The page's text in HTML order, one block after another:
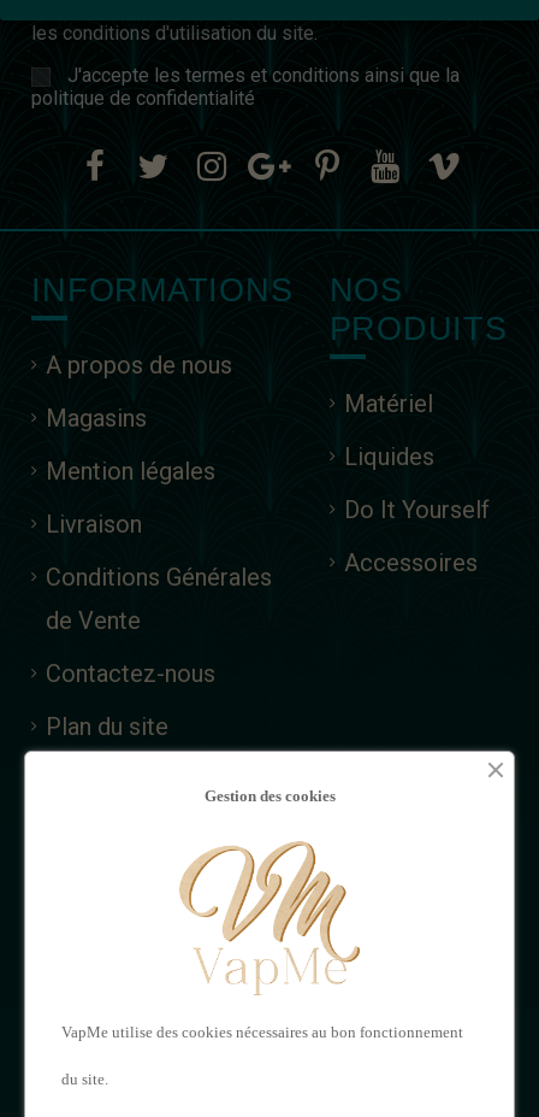
les conditions d'utilisation du site.
J'accepte les termes et conditions ainsi que la
politique de confidentialité
INFORMATIONS
A propos de nous
Magasins
Mention légales
Livraison
Conditions Générales
de Vente
Contactez-nous
Plan du site
NOS
PRODUITS
Matériel
Liquides
Do It Yourself
Accessoires
Mon compte
NOUS
VAPME
Gestion des cookies
VapMe utilise des cookies nécessaires au bon fonctionnement
du site.